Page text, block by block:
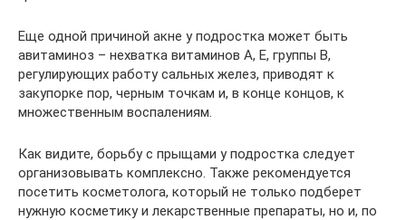
Еще одной причиной акне у подростка может быть
авитаминоз – нехватка витаминов А, Е, группы В,
регулирующих работу сальных желез, приводят к
закупорке пор, черным точкам и, в конце концов, к
множественным воспалениям.
Как видите, борьбу с прыщами у подростка следует
организовывать комплексно. Также рекомендуется
посетить косметолога, который не только подберет
нужную косметику и лекарственные препараты, но и, по